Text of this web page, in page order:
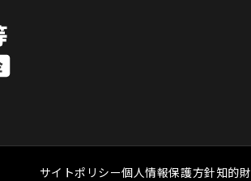
サイトポリシー個人情報保護方針知的